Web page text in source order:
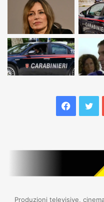
Produzioni televisive,